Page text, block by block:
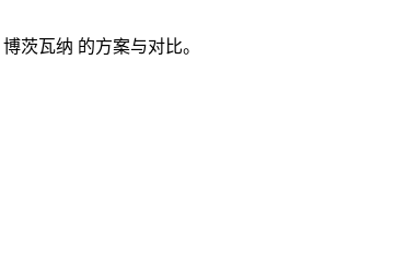
博茨瓦纳 的方案与对比。